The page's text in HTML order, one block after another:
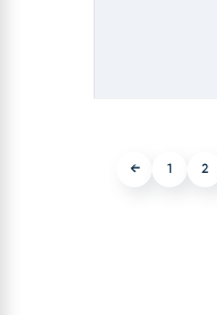
← 1 2